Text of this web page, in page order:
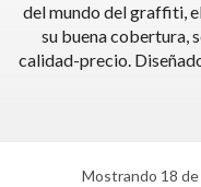
del mundo del graffiti,
su buena cobertura,
calidad-precio.
Mostrando 18